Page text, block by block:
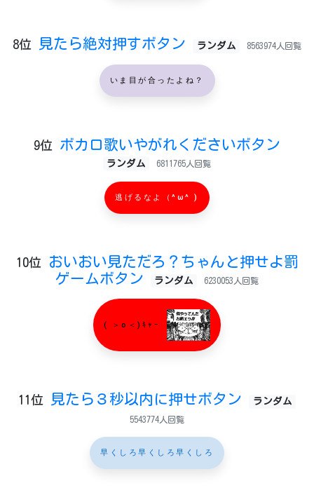
8位 見たら絶対押すボタン ランダム 8563974人回覧
いま目が合ったよね？
9位 ボカロ歌いやがれくださいボタン
ランダム 6811765人回覧
逃げるなよ（^ω^ )
10位
おいおい見ただろ？ちゃんと押せよ罰
ゲームボタン
ランダム 6230053人回覧
( ＞o＜)ｷｬｰ
11位 見たら３秒以内に押せボタン ランダム
5543774人回覧
早くしろ早くしろ早くしろ